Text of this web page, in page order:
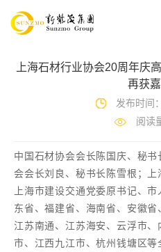
上海石材行业协会20周年庆
再获嘉
发布时间
阅读
中国石材协会会长陈国庆、秘
会会长刘良、秘书长陈雪根；上
上海市建设交通党委原书记、
东省、福建省、海南省、安徽省
江苏南通、江苏海安、云浮市
市、江西九江市、杭州钱塘区等